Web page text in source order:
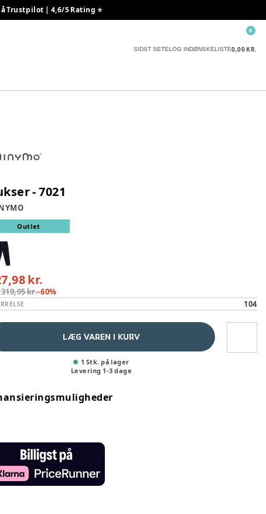
Trustpilot | 4,6/5 Rating ⭐️
SIDST SETELOG INDØNSKELISTE0,00 KR.
0
- 7021
Outlet
kr.
319,95 kr.-60%
104
LÆG VAREN I KURV
1 Stk. på lager
Levering 1-3 dage